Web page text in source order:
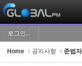
로그인...
Home 공지사항 준법